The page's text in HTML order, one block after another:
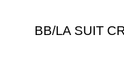
BB/LA SUIT